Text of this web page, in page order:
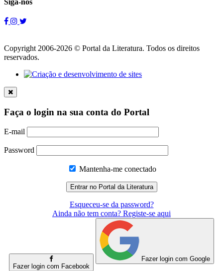
Copyright 2006-2026 © Portal da Literatura. Todos os direitos
reservados.
Faça o login na sua conta do Portal
E-mail
Password
Mantenha-me conectado
Esqueceu-se da password?
Ainda não tem conta? Registe-se aqui
Fazer login com Facebook
Fazer login com Google